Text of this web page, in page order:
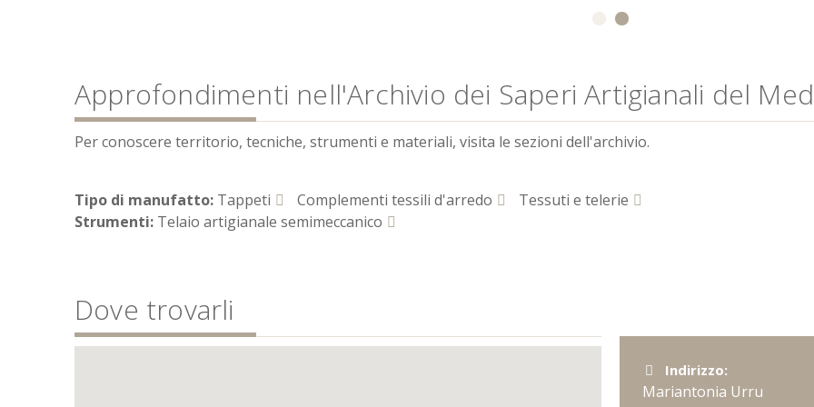
Approfondimenti nell'Archivio dei Saperi Artigianali del
Per conoscere territorio, tecniche, strumenti e materiali, visita le sezioni dell'archivio.
Tipo di manufatto: Tappeti Complementi tessili d'arredo
Tessuti e telerie
Strumenti: Telaio artigianale semimeccanico
Dove trovarli
Indirizzo:
Mariantonia Urru